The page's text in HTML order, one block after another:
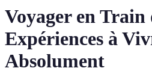
Voyager en
Expériences à
Absolument